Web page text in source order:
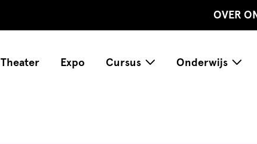
OVER
Theater Expo Cursus Onderwijs